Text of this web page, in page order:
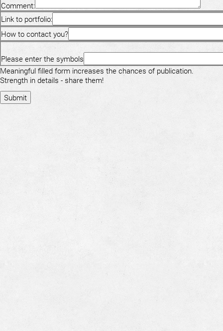
Comment:
Link to portfolio:
How to contact you?
Please enter the symbols
Meaningful filled form increases the chances of publication.
Strength in details - share them!